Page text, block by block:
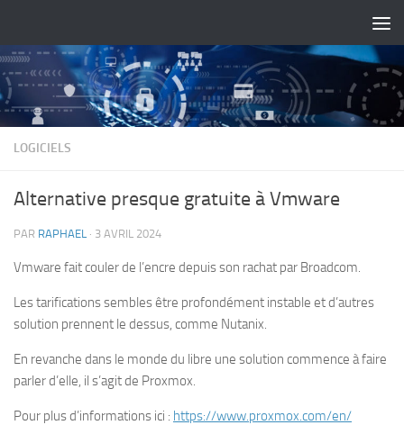
LOGICIELS
Alternative presque gratuite à Vmware
PAR RAPHAEL · 3 AVRIL 2024
Vmware fait couler de l’encre depuis son rachat par Broadcom.
Les tarifications sembles être profondément instable et d’autres
solution prennent le dessus, comme Nutanix.
En revanche dans le monde du libre une solution commence à faire
parler d’elle, il s’agit de Proxmox.
Pour plus d’informations ici : https://www.proxmox.com/en/